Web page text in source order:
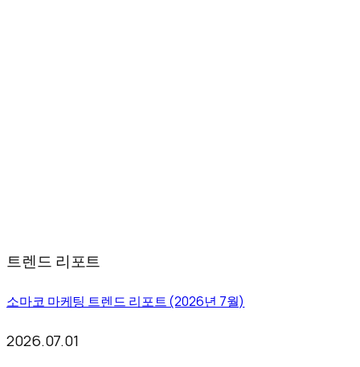
트렌드 리포트
소마코 마케팅 트렌드 리포트 (2026년 7월)
2026.07.01